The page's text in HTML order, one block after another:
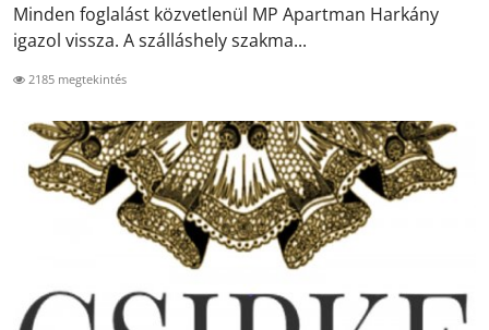
Minden foglalást közvetlenül MP Apartman Harkány
igazol vissza. A szálláshely szakma...
2185 megtekintés